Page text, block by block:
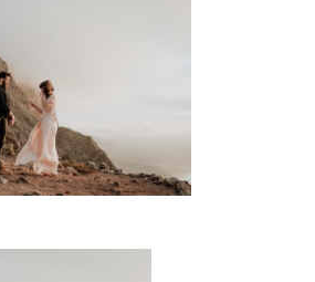
A PROPOS
PORTFOLIO